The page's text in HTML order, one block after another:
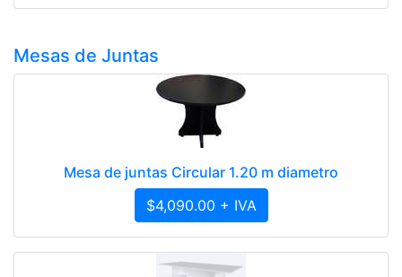
Mesas de Juntas
Mesa de juntas Circular 1.20 m diametro
$4,090.00 + IVA